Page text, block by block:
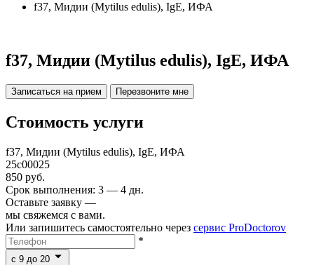
f37, Мидии (Mytilus edulis), IgE, ИФА
f37, Мидии (Mytilus edulis), IgE, ИФА
Записаться на прием Перезвоните мне
Стоимость услуги
f37, Мидии (Mytilus edulis), IgE, ИФА
25c00025
850 руб.
Срок выполнения: 3 — 4 дн.
Оставьте заявку —
мы свяжемся с вами.
Или запишитесь самостоятельно через сервис ProDoctorov
*
c 9 до 20